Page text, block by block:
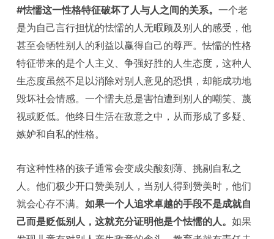
#怯懦这一性格特征破坏了人与人之间的关系。一个老
是为自己言行担忧的怯懦的人无暇顾及别人的感受，他
甚至会牺牲别人的利益以赢得自己的尊严。怯懦的性格
特征带来的是个人主义、争强好胜的人生态度，这种人
生态度虽然不足以消除对别人意见的恐惧，却能成功地
毁坏社会情感。一个懦夫总是害怕遭到别人的嘲笑、蔑
视或贬低。他终日生活在敌意之中，从而形成了多疑、
嫉妒和自私的性格。
有这种性格的孩子通常会变成尖酸刻薄、挑剔自私之
人。他们极少开口赞美别人，当别人得到赞美时，他们
就会心存不满。如果一个人追求卓越的手段不是成就自
己而是贬低别人，这就充分证明他是个怯懦的人。如果